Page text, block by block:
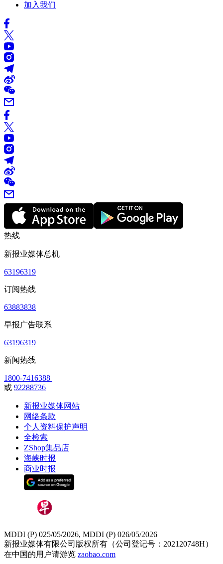
加入我们
热线
新报业媒体总机
63196319
订阅热线
63883838
早报广告联系
63196319
新闻热线
1800-7416388
或 92288736
新报业媒体网站
网络条款
个人资料保护声明
全检索
ZShop集品店
海峡时报
商业时报
MDDI (P) 025/05/2026, MDDI (P) 026/05/2026
新报业媒体有限公司版权所有（公司登记号：202120748H）
在中国的用户请游览 zaobao.com